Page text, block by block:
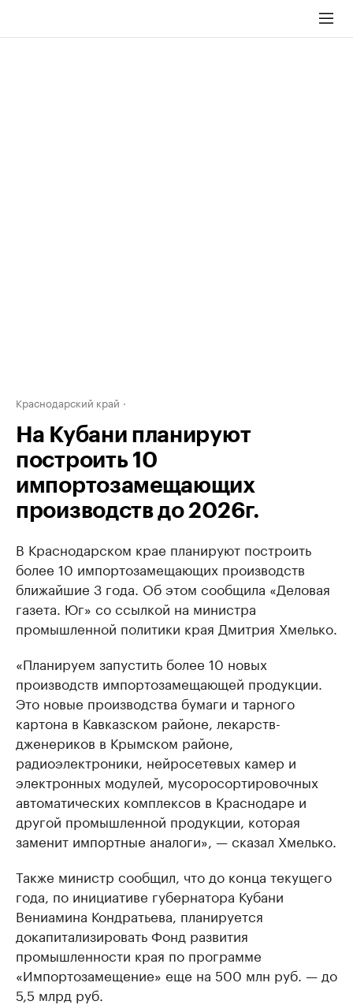
Краснодарский край
На Кубани планируют
построить 10
импортозамещающих
производств до 2026г.
В Краснодарском крае планируют построить
более 10 импортозамещающих производств
ближайшие 3 года. Об этом сообщила «Деловая
газета. Юг» со ссылкой на министра
промышленной политики края Дмитрия Хмелько.
«Планируем запустить более 10 новых
производств импортозамещающей продукции.
Это новые производства бумаги и тарного
картона в Кавказском районе, лекарств-
дженериков в Крымском районе,
радиоэлектроники, нейросетевых камер и
электронных модулей, мусоросортировочных
автоматических комплексов в Краснодаре и
другой промышленной продукции, которая
заменит импортные аналоги», — сказал Хмелько.
Также министр сообщил, что до конца текущего
года, по инициативе губернатора Кубани
Вениамина Кондратьева, планируется
докапитализировать Фонд развития
промышленности края по программе
«Импортозамещение» еще на 500 млн руб. — до
5,5 млрд руб.